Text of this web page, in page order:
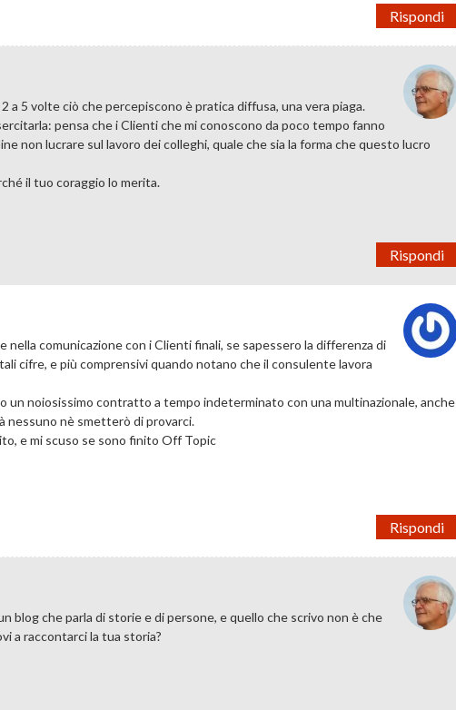
Rispondi
a 5 volte ciò che percepiscono è pratica diffusa, una vera piaga.
pensa che i Clienti che mi conoscono da poco tempo fanno
non lucrare sul lavoro dei colleghi, quale che sia la forma che questo lucro
il tuo coraggio lo merita.
Rispondi
nella comunicazione con i Clienti finali, se sapessero la differenza di
cifre, e più comprensivi quando notano che il consulente lavora
un noiosissimo contratto a tempo indeterminato con una multinazionale, anche
nessuno nè smetterò di provarci.
e mi scuso se sono finito Off Topic
Rispondi
blog che parla di storie e di persone, e quello che scrivo non è che
a raccontarci la tua storia?